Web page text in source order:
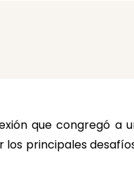
que congregó a
principales